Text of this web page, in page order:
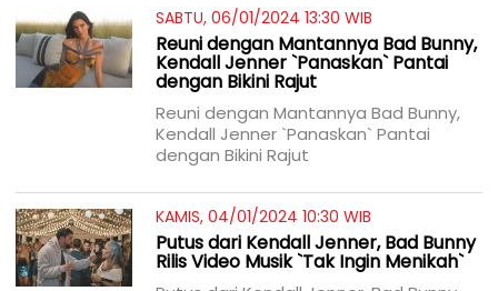
SABTU, 06/01/2024 13:30 WIB
Reuni dengan Mantannya Bad Bunny,
Kendall Jenner `Panaskan` Pantai
dengan Bikini Rajut
Reuni dengan Mantannya Bad Bunny,
Kendall Jenner `Panaskan` Pantai
dengan Bikini Rajut
KAMIS, 04/01/2024 10:30 WIB
Putus dari Kendall Jenner, Bad Bunny
Rilis Video Musik `Tak Ingin Menikah`